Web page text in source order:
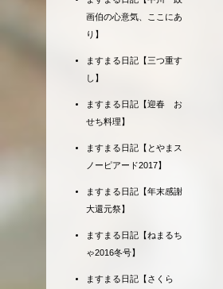
画伯の心意気、ここにあ
り】
ますまる日記【三つ重す
し】
ますまる日記【迎春 お
せち料理】
ますまる日記【とやまス
ノーピアード2017】
ますまる日記【年末感謝
大還元祭】
ますまる日記【ねまるち
ゃ2016冬号】
ますまる日記【さくら